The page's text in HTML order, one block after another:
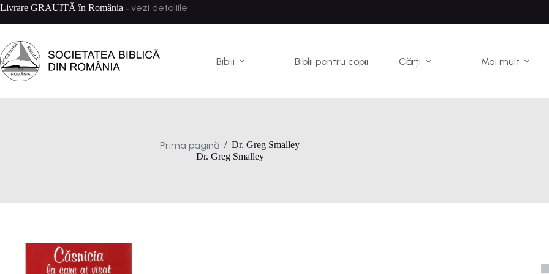
Sari
conținut
Livrare GRAUITĂ în România - vezi detaliile
Biblii Biblii pentru copii Cărți Mai mult
Prima pagină / Dr. Greg Smalley
Dr. Greg Smalley